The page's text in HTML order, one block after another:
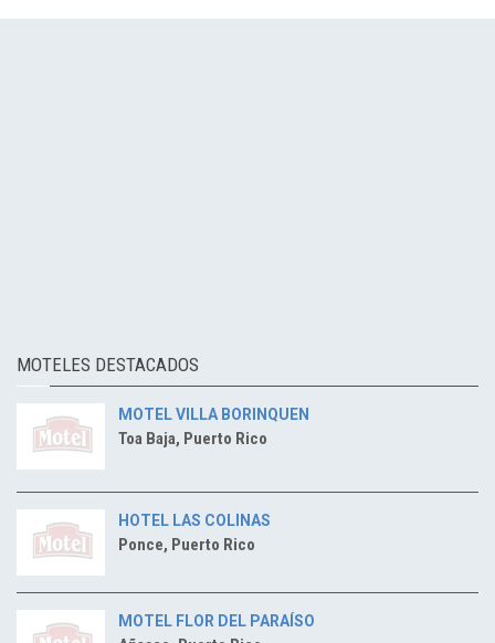
MOTELES DESTACADOS
MOTEL VILLA BORINQUEN
Toa Baja, Puerto Rico
HOTEL LAS COLINAS
Ponce, Puerto Rico
MOTEL FLOR DEL PARAÍSO